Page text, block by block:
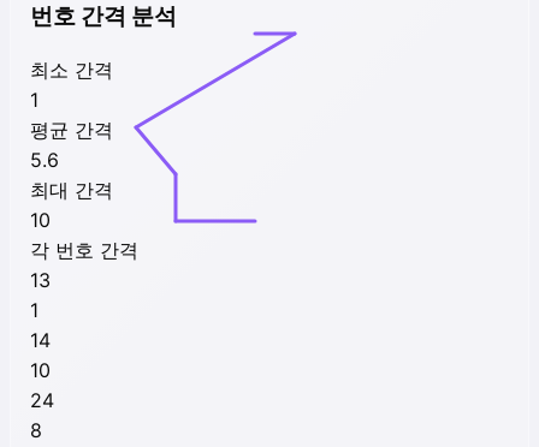
번호 간격 분석
최소 간격
1
평균 간격
5.6
최대 간격
10
각 번호 간격
13
1
14
10
24
8